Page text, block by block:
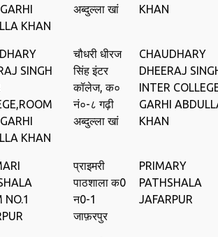
KHAN
अब्दुल्ला खां KHAN
SINGH
KHAN
चौधरी धीरज
सिंह इंटर
कॉलेज, क०
नं०-८ गढ़ी
अब्दुल्ला खां
CHAUDHARY
DHEERAJ
INTER
GARHI
KHAN
NO.1
प्राइमरी
पाठशाला क0
न0-1
जाफ़रपुर
PRIMARY
PATHSHALA
JAFARPUR